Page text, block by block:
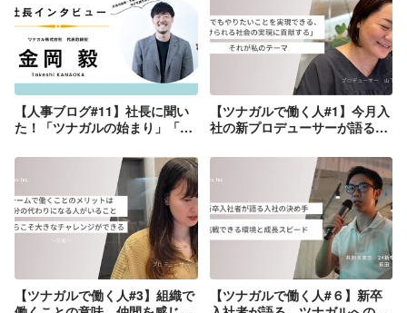
【人事ブログ#11】社長に聞い
た！「ツナガルの始まり」「社
のこれから」
【ツナガルで働く人#1】今月入
社の新プロデューサーが語る、
【ツナガルで働く人#3】組織で
【ツナガルで働く人#６】新卒